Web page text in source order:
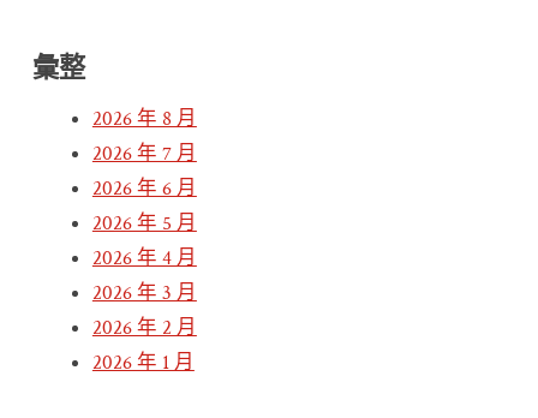
彙整
2026 年 8 月
2026 年 7 月
2026 年 6 月
2026 年 5 月
2026 年 4 月
2026 年 3 月
2026 年 2 月
2026 年 1 月